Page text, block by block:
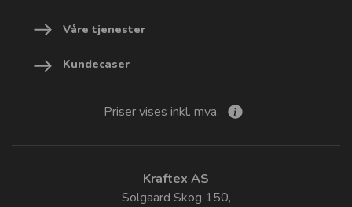
Våre tjenester
Kundecaser
Priser vises inkl. mva.
Kraftex AS
Solgaard Skog 150,